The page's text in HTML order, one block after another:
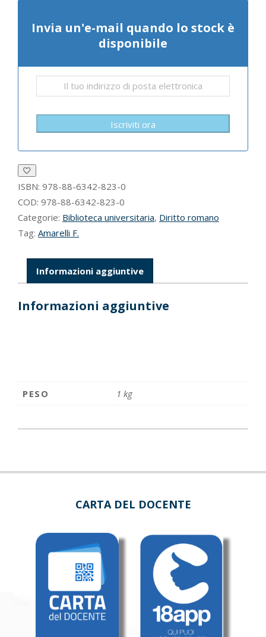
Invia un'e-mail quando lo stock è
disponibile
Iscriviti ora
ISBN: 978-88-6342-823-0
COD: 978-88-6342-823-0
Categorie: Biblioteca universitaria, Diritto romano
Tag: Amarelli F.
Informazioni aggiuntive
Informazioni aggiuntive
PESO 1 kg
CARTA DEL DOCENTE